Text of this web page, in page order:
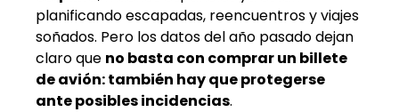
planificando escapadas, reencuentros y viajes
soñados. Pero los datos del año pasado dejan
claro que no basta con comprar un billete
de avión: también hay que protegerse
ante posibles incidencias.